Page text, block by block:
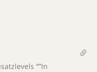
“”In